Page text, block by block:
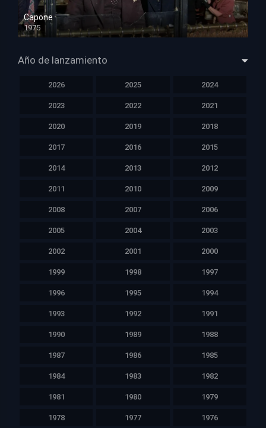
Capone
1975
HD 1080p
Año de lanzamiento
2026 2025 2024
2023 2022 2021
2020 2019 2018
2017 2016 2015
2014 2013 2012
2011 2010 2009
2008 2007 2006
2005 2004 2003
2002 2001 2000
1999 1998 1997
1996 1995 1994
1993 1992 1991
1990 1989 1988
1987 1986 1985
1984 1983 1982
1981 1980 1979
1978 1977 1976